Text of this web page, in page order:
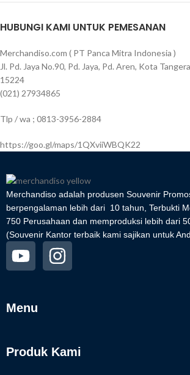
HUBUNGI KAMI UNTUK PEMESANAN
Merchandiso.com ( PT Panca Mitra Indonesia )
Jl. Pd. Jaya No.90, Pd. Jaya, Pd. Aren, Kota
15224
(021) 27934865
Tlp / wa ; 0813-3956-2884
https://goo.gl/maps/1QXviiWBQK22
Merchandiso adalah produsen Souvenir
berpengalaman lebih dari 10 tahun, Terbukti
750 Perusahaan dan memproduksi lebih dari
(Souvenir Kantor terbaik kami sajikan untuk
Menu
Produk Kami